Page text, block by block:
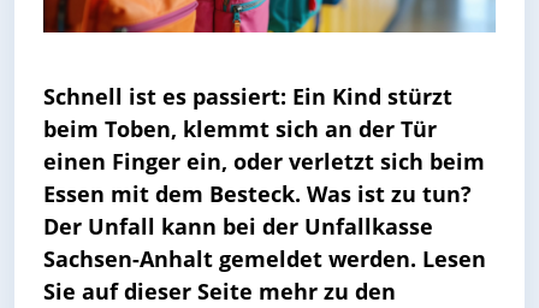
Schnell ist es passiert: Ein Kind stürzt
beim Toben, klemmt sich an der Tür
einen Finger ein, oder verletzt sich beim
Essen mit dem Besteck. Was ist zu tun?
Der Unfall kann bei der Unfallkasse
Sachsen-Anhalt gemeldet werden. Lesen
Sie auf dieser Seite mehr zu den